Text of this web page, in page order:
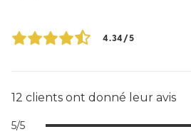
4.34/5
12 clients ont donné leur avis
5/5